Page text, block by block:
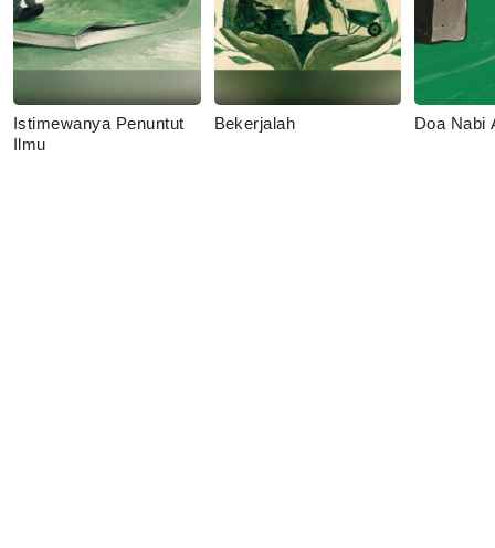
Istimewanya Penuntut
Ilmu
Bekerjalah Doa Nabi